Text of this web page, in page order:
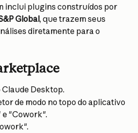
inclui plugins construídos por
Global, que trazem seus
diretamente para o
Desktop.
de modo no topo do aplicativo
"Cowork".